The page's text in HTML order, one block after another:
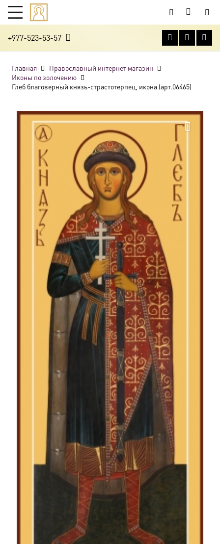
+977-523-53-57
Главная
Православный интернет магазин
Иконы по золочению
Глеб благоверный князь-страстотерпец, икона (арт.06465)